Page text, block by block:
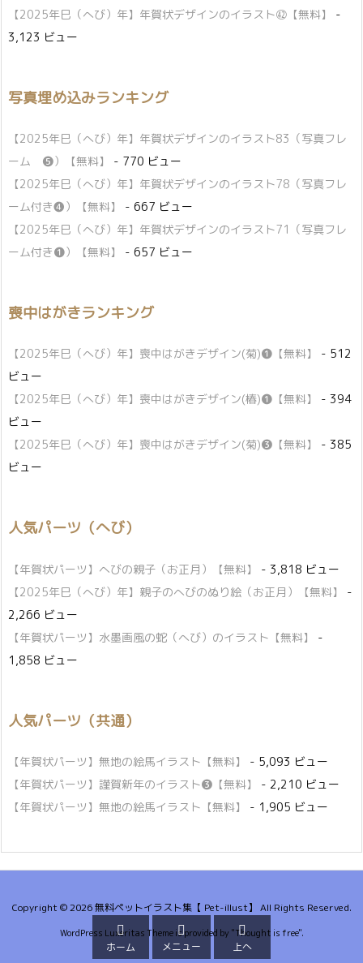
【2025年巳（へび）年】年賀状デザインのイラスト㊷【無料】
-
3,123 ビュー
写真埋め込みランキング
【2025年巳（へび）年】年賀状デザインのイラスト83（写真フレ
ーム ❺）【無料】
- 770 ビュー
【2025年巳（へび）年】年賀状デザインのイラスト78（写真フレ
ーム付き❹）【無料】
- 667 ビュー
【2025年巳（へび）年】年賀状デザインのイラスト71（写真フレ
ーム付き❶）【無料】
- 657 ビュー
喪中はがきランキング
【2025年巳（へび）年】喪中はがきデザイン(菊)❶【無料】
- 512
ビュー
【2025年巳（へび）年】喪中はがきデザイン(椿)❶【無料】
- 394
ビュー
【2025年巳（へび）年】喪中はがきデザイン(菊)❸【無料】
- 385
ビュー
人気パーツ（へび）
【年賀状パーツ】へびの親子（お正月）【無料】
- 3,818 ビュー
【2025年巳（へび）年】親子のへびのぬり絵（お正月）【無料】
-
2,266 ビュー
【年賀状パーツ】水墨画風の蛇（へび）のイラスト【無料】
-
1,858 ビュー
人気パーツ（共通）
【年賀状パーツ】無地の絵馬イラスト【無料】
- 5,093 ビュー
【年賀状パーツ】謹賀新年のイラスト❸【無料】
- 2,210 ビュー
【年賀状パーツ】無地の絵馬イラスト【無料】
- 1,905 ビュー
Copyright ©2026 無料ペットイラスト集【 Pet-illust】 All Rights Reserved.
WordPress Luxeritas Theme is provided by "Thought is free".

ホーム

メニュー

上へ